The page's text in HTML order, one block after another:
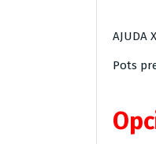
AJUDA
Pots